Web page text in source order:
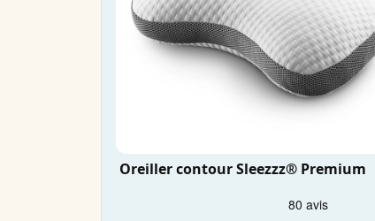
Oreiller contour Sleezzz® Premium